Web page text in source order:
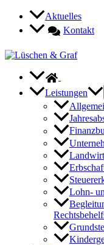
Zum
springen
Aktuelles
Kontakt
Leistungen
Lohn-